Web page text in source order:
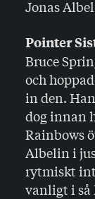
Jonas
Pointer
Bruce
och
in den.
dog innan
Rainbows
Albelin i
rytmiskt
vanligt i så